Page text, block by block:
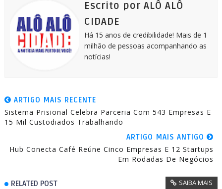
m
Escrito por ALÔ ALÔ
CIDADE
Há 15 anos de credibilidade! Mais de 1
milhão de pessoas acompanhando as
notícias!
ARTIGO MAIS RECENTE
Sistema Prisional Celebra Parceria Com 543 Empresas E
15 Mil Custodiados Trabalhando
ARTIGO MAIS ANTIGO
Hub Conecta Café Reúne Cinco Empresas E 12 Startups
Em Rodadas De Negócios
RELATED POST SAIBA MAIS